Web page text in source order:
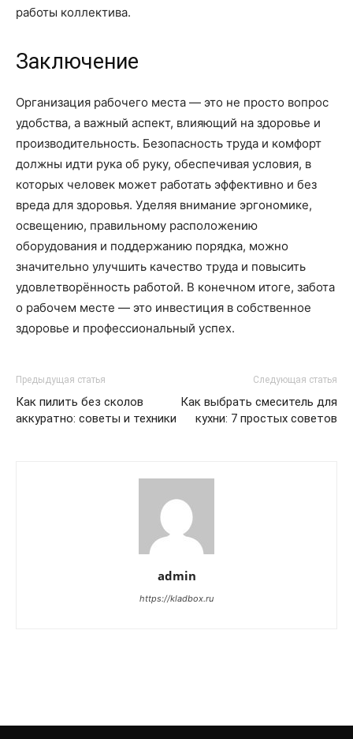
работы коллектива.
Заключение
Организация рабочего места — это не просто вопрос
удобства, а важный аспект, влияющий на здоровье и
производительность. Безопасность труда и комфорт
должны идти рука об руку, обеспечивая условия, в
которых человек может работать эффективно и без
вреда для здоровья. Уделяя внимание эргономике,
освещению, правильному расположению
оборудования и поддержанию порядка, можно
значительно улучшить качество труда и повысить
удовлетворённость работой. В конечном итоге, забота
о рабочем месте — это инвестиция в собственное
здоровье и профессиональный успех.
Предыдущая статья
Как пилить без сколов
аккуратно: советы и техники
Следующая статья
Как выбрать смеситель для
кухни: 7 простых советов
admin
https://kladbox.ru